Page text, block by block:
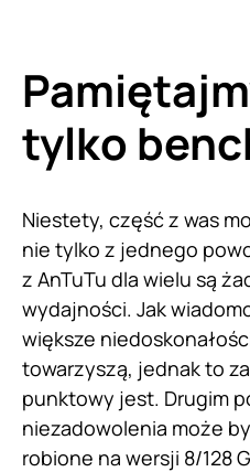
tylko
Niestety, część z was
nie tylko z jednego
z AnTuTu dla wielu są
wydajności. Jak
większe
towarzyszą, jednak to
punktowy jest. Drugim
niezadowolenia może
robione na wersji 8/128